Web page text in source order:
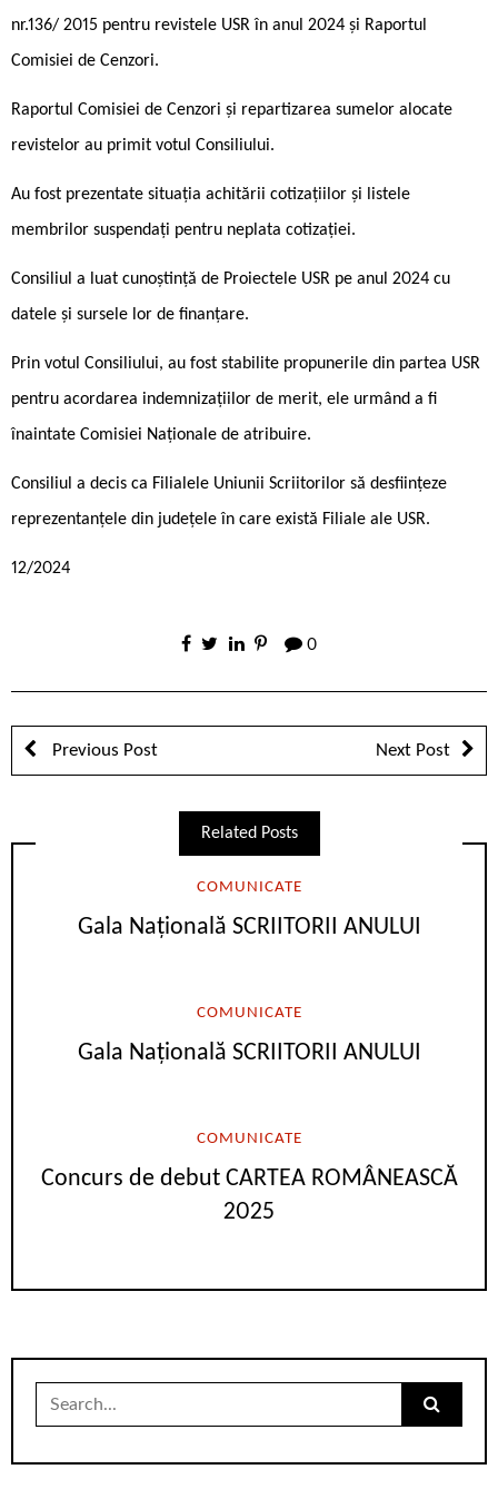
nr.136/ 2015 pentru revistele USR în anul 2024 și Raportul
Comisiei de Cenzori.
Raportul Comisiei de Cenzori și repartizarea sumelor alocate
revistelor au primit votul Consiliului.
Au fost prezentate situația achitării cotizațiilor și listele
membrilor suspendați pentru neplata cotizației.
Consiliul a luat cunoștință de Proiectele USR pe anul 2024 cu
datele și sursele lor de finanțare.
Prin votul Consiliului, au fost stabilite propunerile din partea USR
pentru acordarea indemnizațiilor de merit, ele urmând a fi
înaintate Comisiei Naționale de atribuire.
Consiliul a decis ca Filialele Uniunii Scriitorilor să desființeze
reprezentanțele din județele în care există Filiale ale USR.
12/2024
0
Previous Post Next Post
Related Posts
COMUNICATE
Gala Națională SCRIITORII ANULUI
COMUNICATE
Gala Națională SCRIITORII ANULUI
COMUNICATE
Concurs de debut CARTEA ROMÂNEASCĂ
2025
Search